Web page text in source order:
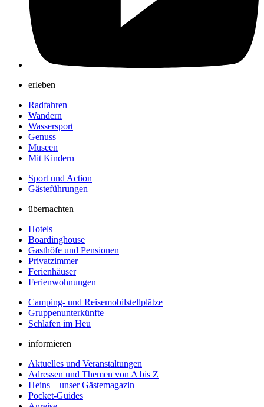
erleben
Radfahren
Wandern
Wassersport
Genuss
Museen
Mit Kindern
Sport und Action
Gästeführungen
übernachten
Hotels
Boardinghouse
Gasthöfe und Pensionen
Privatzimmer
Ferienhäuser
Ferienwohnungen
Camping- und Reisemobilstellplätze
Gruppenunterkünfte
Schlafen im Heu
informieren
Aktuelles und Veranstaltungen
Adressen und Themen von A bis Z
Heins – unser Gästemagazin
Pocket-Guides